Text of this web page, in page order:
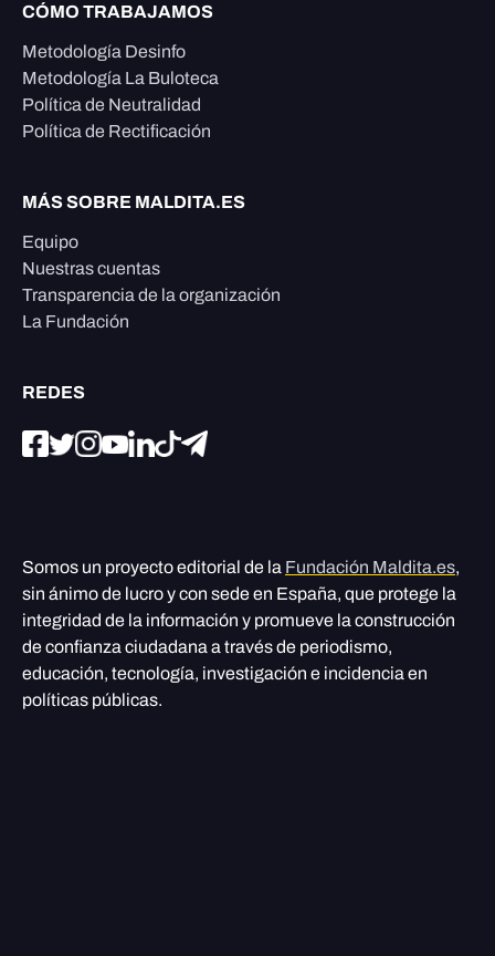
CÓMO TRABAJAMOS
Metodología Desinfo
Metodología La Buloteca
Política de Neutralidad
Política de Rectificación
MÁS SOBRE MALDITA.ES
Equipo
Nuestras cuentas
Transparencia de la organización
La Fundación
REDES
Somos un proyecto editorial de la Fundación Maldita.es,
sin ánimo de lucro y con sede en España, que protege la
integridad de la información y promueve la construcción
de confianza ciudadana a través de periodismo,
educación, tecnología, investigación e incidencia en
políticas públicas.